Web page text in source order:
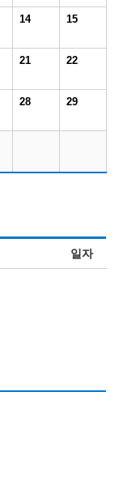
보
보
련
정
보
우
미
내
14 15
21 22
28 29
일자